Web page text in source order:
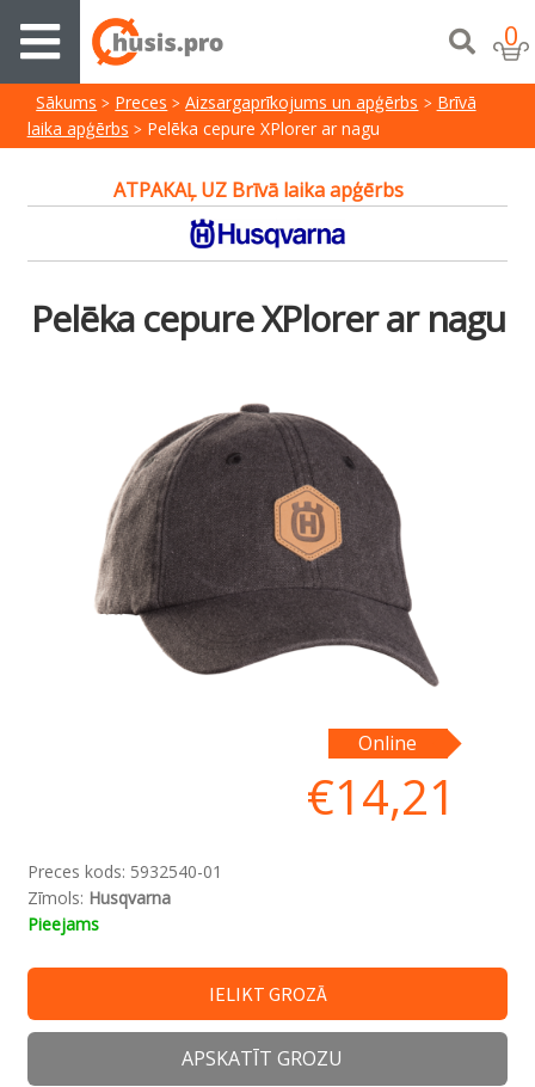
0
Sākums Preces Aizsargaprīkojums un apģērbs
Brīvā
laika apģērbs
Pelēka cepure XPlorer ar nagu
ATPAKAĻ UZ Brīvā laika apģērbs
Pelēka cepure XPlorer ar nagu
Online
€14,21
Preces kods: 5932540-01
Zīmols: Husqvarna
Pieejams
IELIKT GROZĀ
APSKATĪT GROZU